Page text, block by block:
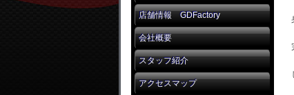
店舗情報 GDFactory
会社概要
スタッフ紹介
アクセスマップ